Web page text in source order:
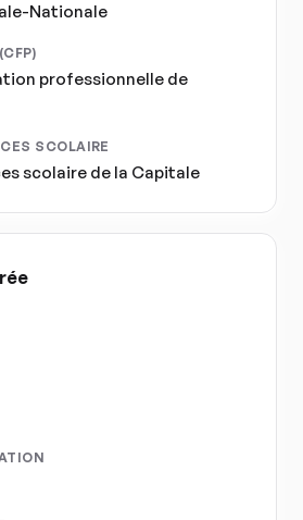
Nationale
professionnelle de
SCOLAIRE
scolaire de la Capitale